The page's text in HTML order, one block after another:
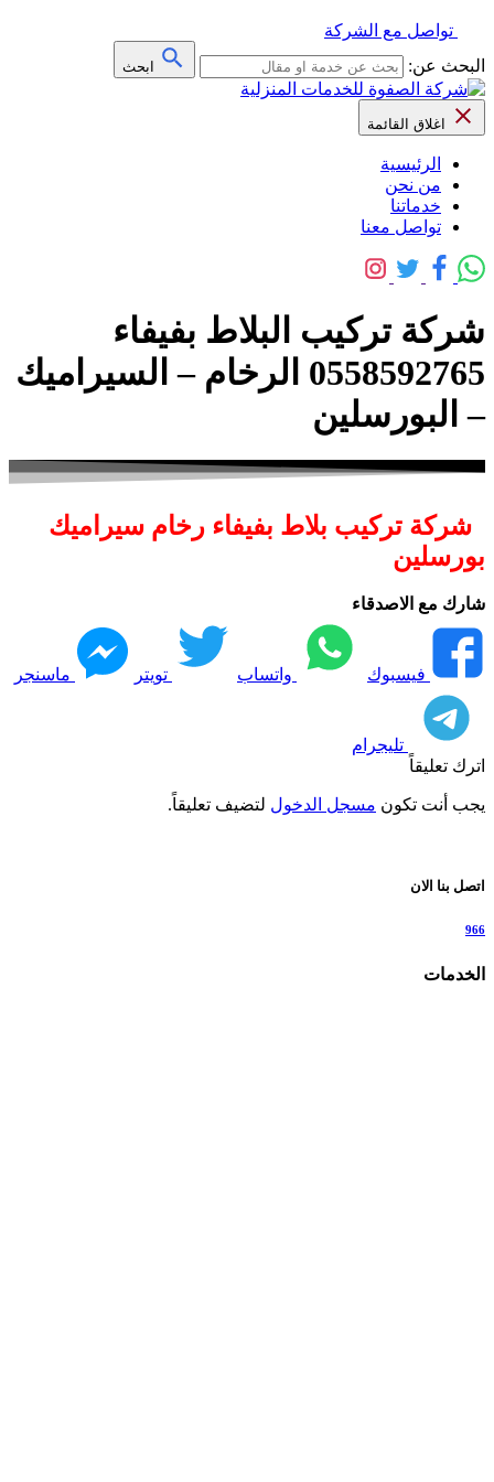
تواصل مع الشركة
البحث عن:
ابحث
اغلاق القائمة
الرئيسية
من نحن
خدماتنا
تواصل معنا
شركة تركيب البلاط بفيفاء
0558592765 الرخام – السيراميك
– البورسلين
شركة تركيب بلاط بفيفاء رخام سيراميك
بورسلين
شارك مع الاصدقاء
فيسبوك واتساب تويتر ماسنجر
تليجرام
اترك تعليقاً
يجب أنت تكون مسجل الدخول لتضيف تعليقاً.
اتصل بنا الان
966
الخدمات